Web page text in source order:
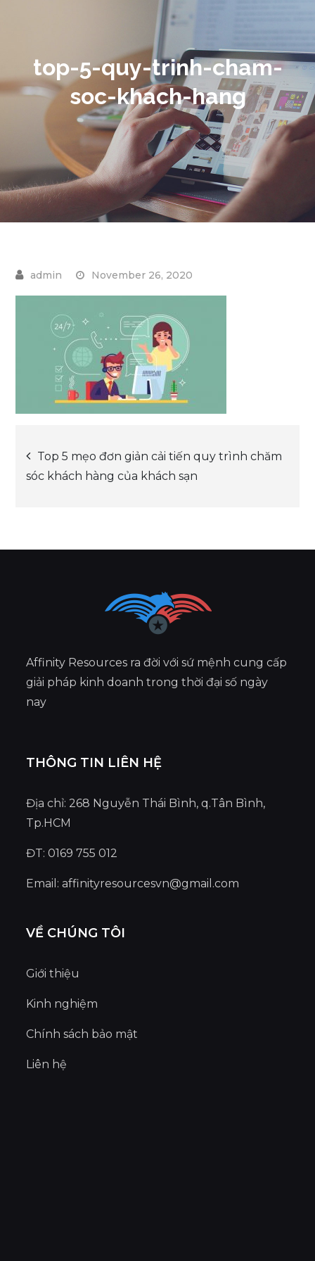
top-5-quy-trinh-cham-
soc-khach-hang
November 26, 2020
Post
Top 5 mẹo đơn giản cải tiến quy trình chăm
sóc khách hàng của khách sạn
Affinity Resources ra đời với sứ mệnh cung cấp
giải pháp kinh doanh trong thời đại số ngày
nay
THÔNG TIN LIÊN HỆ
Địa chỉ: 268 Nguyễn Thái Bình, q.Tân Bình,
Tp.HCM
ĐT: 0169 755 012
Email:affinityresourcesvn@gmail.com
VỀ CHÚNG TÔI
Giới thiệu
Kinh nghiệm
Chính sách bảo mật
Liên hệ